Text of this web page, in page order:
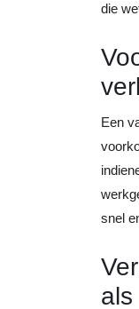
die
Een
snel
als